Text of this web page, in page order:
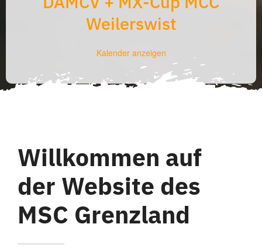
Weilerswist
Kalender anzeigen
Willkommen auf
der Website des
MSC Grenzland